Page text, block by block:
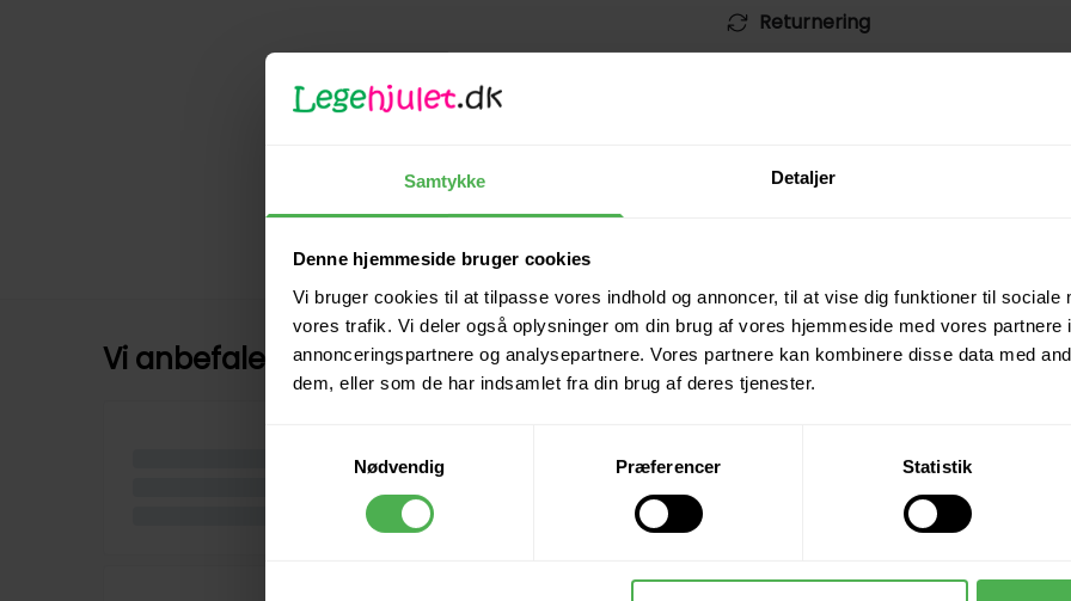
Samtykke Detaljer
Denne hjemmeside bruger cookies
Vi bruger cookies til at tilpasse vores indhold og annoncer, til at vise dig funktioner til sociale
vores trafik. Vi deler også oplysninger om din brug af vores hjemmeside med vores partnere
annonceringspartnere og analysepartnere. Vores partnere kan kombinere disse data med
dem, eller som de har indsamlet fra din brug af deres tjenester.
Nødvendig
Præferencer Statistik
Returnering
Vi anbefaler